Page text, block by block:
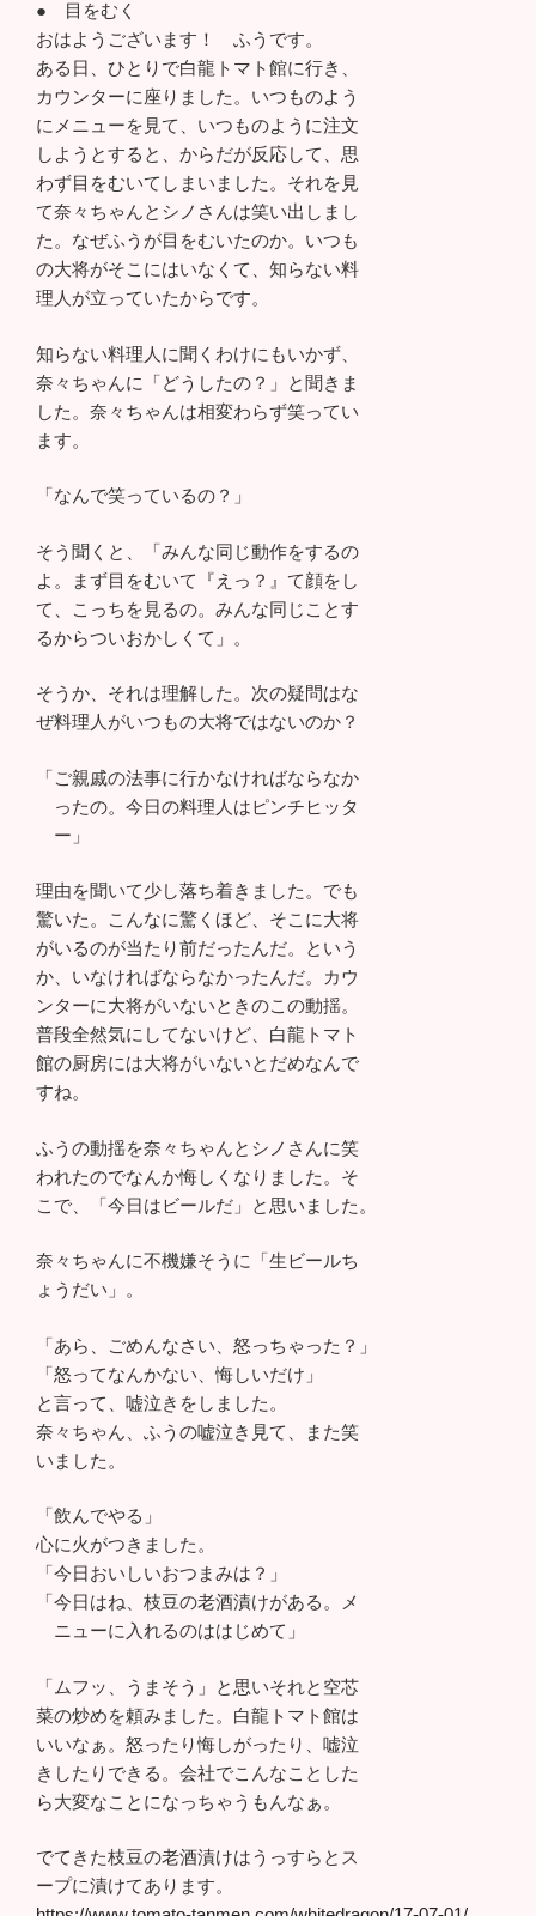
● 目をむく
おはようございます！ ふうです。
ある日、ひとりで白龍トマト館に行き、
カウンターに座りました。いつものよう
にメニューを見て、いつものように注文
しようとすると、からだが反応して、思
わず目をむいてしまいました。それを見
て奈々ちゃんとシノさんは笑い出しまし
た。なぜふうが目をむいたのか。いつも
の大将がそこにはいなくて、知らない料
理人が立っていたからです。
知らない料理人に聞くわけにもいかず、
奈々ちゃんに「どうしたの？」と聞きま
した。奈々ちゃんは相変わらず笑ってい
ます。
「なんで笑っているの？」
そう聞くと、「みんな同じ動作をするの
よ。まず目をむいて『えっ？』て顔をし
て、こっちを見るの。みんな同じことす
るからついおかしくて」。
そうか、それは理解した。次の疑問はな
ぜ料理人がいつもの大将ではないのか？
「ご親戚の法事に行かなければならなか
ったの。今日の料理人はピンチヒッタ
ー」
理由を聞いて少し落ち着きました。でも
驚いた。こんなに驚くほど、そこに大将
がいるのが当たり前だったんだ。という
か、いなければならなかったんだ。カウ
ンターに大将がいないときのこの動揺。
普段全然気にしてないけど、白龍トマト
館の厨房には大将がいないとだめなんで
すね。
ふうの動揺を奈々ちゃんとシノさんに笑
われたのでなんか悔しくなりました。そ
こで、「今日はビールだ」と思いました。
奈々ちゃんに不機嫌そうに「生ビールち
ょうだい」。
「あら、ごめんなさい、怒っちゃった？」
「怒ってなんかない、悔しいだけ」
と言って、嘘泣きをしました。
奈々ちゃん、ふうの嘘泣き見て、また笑
いました。
「飲んでやる」
心に火がつきました。
「今日おいしいおつまみは？」
「今日はね、枝豆の老酒漬けがある。メ
ニューに入れるのははじめて」
「ムフッ、うまそう」と思いそれと空芯
菜の炒めを頼みました。白龍トマト館は
いいなぁ。怒ったり悔しがったり、嘘泣
きしたりできる。会社でこんなことした
ら大変なことになっちゃうもんなぁ。
でてきた枝豆の老酒漬けはうっすらとス
ープに漬けてあります。